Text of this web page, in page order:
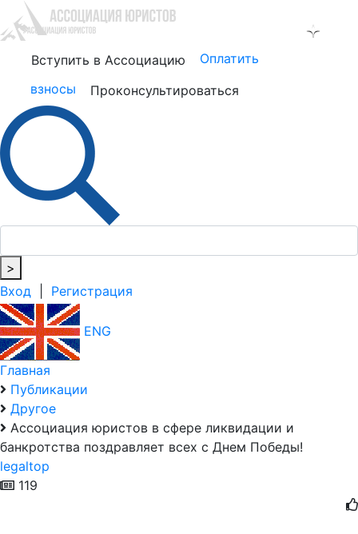
Вступить в Ассоциацию
Оплатить
взносы
Проконсультироваться
>
Вход
Регистрация
ENG
Главная
Публикации
Другое
Ассоциация юристов в сфере ликвидации и
банкротства поздравляет всех с Днем Победы!
legaltop
119